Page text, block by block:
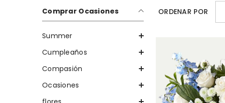
Comprar Ocasiones
Summer
Cumpleaños
Compasión
Ocasiones
ORDENAR POR